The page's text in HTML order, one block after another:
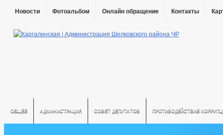
Новости Фотоальбом Онлайн обращение Контакты
ОБЩЕЕ АДМИНИСТРАЦИЯ СОВЕТ ДЕПУТАТОВ ПРОТИВОДЕЙСТВИЕ